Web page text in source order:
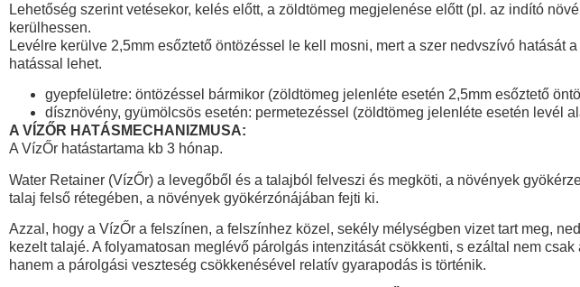
Lehetőség szerint vetésekor, kelés előtt, a zöldtömeg megjelenése előtt (pl. az indító
kerülhessen.
Levélre kerülve 2,5mm esőztető öntözéssel le kell mosni, mert a szer nedvszívó hatását
hatással lehet.
gyepfelületre: öntözéssel bármikor (zöldtömeg jelenléte esetén 2,5mm esőztető
dísznövény, gyümölcsös esetén: permetezéssel (zöldtömeg jelenléte esetén levél
A VÍZŐR HATÁSMECHANIZMUSA:
A VízŐr hatástartama kb 3 hónap.
Water Retainer (VízŐr) a levegőből és a talajból felveszi és megköti, a növények
talaj felső rétegében, a növények gyökérzónájában fejti ki.
Azzal, hogy a VízŐr a felszínen, a felszínhez közel, sekély mélységben vizet tart meg,
kezelt talajé. A folyamatosan meglévő párolgás intenzitását csökkenti, s ezáltal nem
hanem a párolgási veszteség csökkenésével relatív gyarapodás is történik.